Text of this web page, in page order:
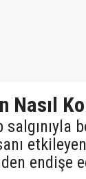
Nasıl
etkileyen
endişe